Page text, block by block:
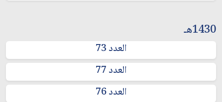
1430هـ
العدد 73
العدد 77
العدد 76